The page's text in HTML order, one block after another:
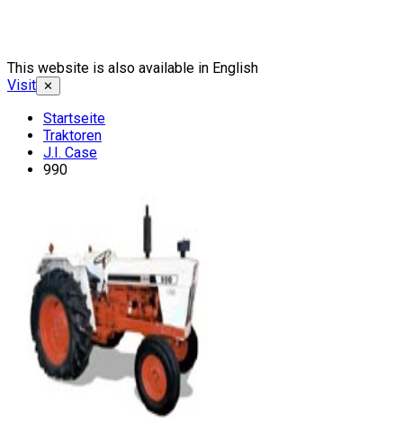
This website is also available in English
Visit ✕
Startseite
Traktoren
J.I. Case
990